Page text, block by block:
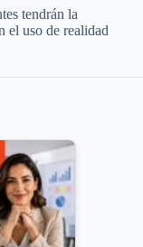
tendrán la
el uso de realidad